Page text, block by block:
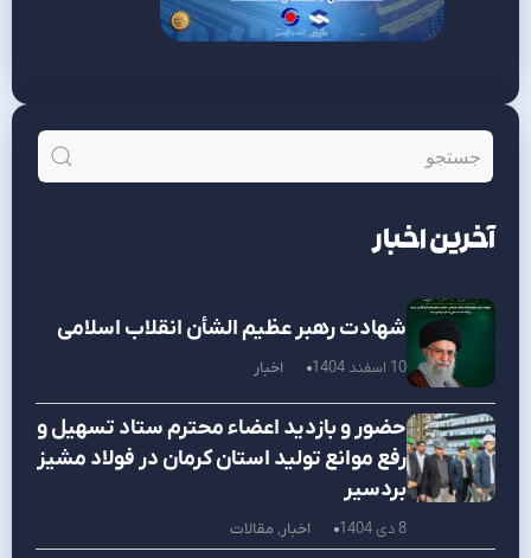
آخرین اخبار
شهادت رهبر عظیم الشأن انقلاب اسلامی
10 اسفند 1404 اخبار
حضور و بازدید اعضاء محترم ستاد تسهیل و
رفع موانع تولید استان کرمان در فولاد مشیز
بردسیر
8 دی 1404 اخبار , مقالات